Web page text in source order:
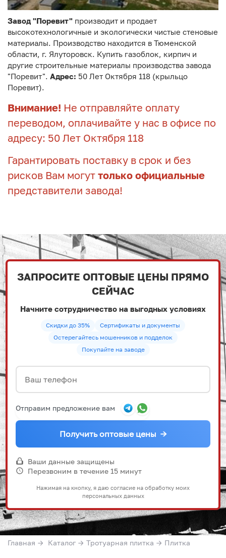
Завод "Поревит" производит и продает
высокотехнологичные и экологически чистые стеновые
материалы. Производство находится в Тюменской
области, г. Ялуторовск. Купить газоблок, кирпич и
другие строительные материалы производства завода
"Поревит". Адрес: 50 Лет Октября 118 (крыльцо
Поревит).
Внимание! Не отправляйте оплату
переводом, оплачивайте у нас в офисе по
адресу: 50 Лет Октября 118
Гарантировать поставку в срок и без
рисков Вам могут только официальные
представители завода!
ЗАПРОСИТЕ ОПТОВЫЕ ЦЕНЫ ПРЯМО
СЕЙЧАС
Начните сотрудничество на выгодных условиях
Скидки до 35%
Сертификаты и документы
Остерегайтесь мошенников и подделок
Покупайте на заводе
Отправим предложение вам
Получить оптовые цены →
Ваши данные защищены
Перезвоним в течение 15 минут
Нажимая на кнопку, я даю согласие на обработку моих
персональных данных
Главная → Каталог → Тротуарная плитка → Плитка